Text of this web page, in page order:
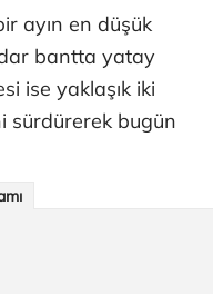
ayın en düşük
bantta yatay
ise yaklaşık iki
sürdürerek bugün